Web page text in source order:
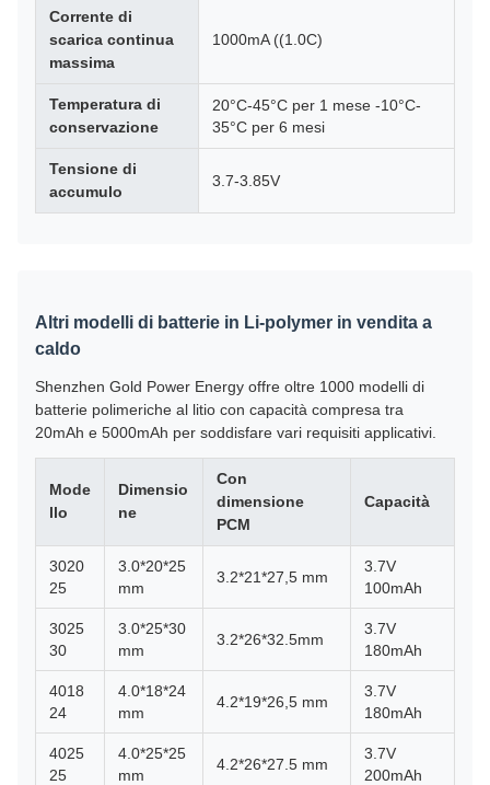
Corrente di
scarica continua
massima
1000mA ((1.0C)
Temperatura di
conservazione
20°C-45°C per 1 mese -10°C-
35°C per 6 mesi
Tensione di
accumulo
3.7-3.85V
Altri modelli di batterie in Li-polymer in vendita a
caldo
Shenzhen Gold Power Energy offre oltre 1000 modelli di
batterie polimeriche al litio con capacità compresa tra
20mAh e 5000mAh per soddisfare vari requisiti applicativi.
Mode
llo
Dimensio
ne
Con
dimensione
PCM
Capacità
3020
25
3.0*20*25
mm
3.2*21*27,5 mm
3.7V
100mAh
3025
30
3.0*25*30
mm
3.2*26*32.5mm
3.7V
180mAh
4018
24
4.0*18*24
mm
4.2*19*26,5 mm
3.7V
180mAh
4025
25
4.0*25*25
mm
4.2*26*27.5 mm
3.7V
200mAh